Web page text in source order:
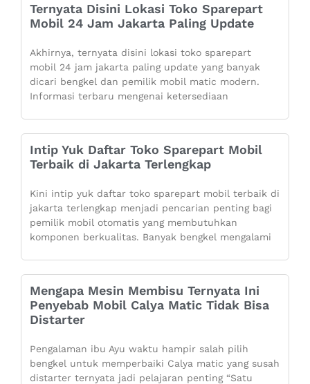
Ternyata Disini Lokasi Toko Sparepart
Mobil 24 Jam Jakarta Paling Update
Akhirnya, ternyata disini lokasi toko sparepart
mobil 24 jam jakarta paling update yang banyak
dicari bengkel dan pemilik mobil matic modern.
Informasi terbaru mengenai ketersediaan
Intip Yuk Daftar Toko Sparepart Mobil
Terbaik di Jakarta Terlengkap
Kini intip yuk daftar toko sparepart mobil terbaik di
jakarta terlengkap menjadi pencarian penting bagi
pemilik mobil otomatis yang membutuhkan
komponen berkualitas. Banyak bengkel mengalami
Mengapa Mesin Membisu Ternyata Ini
Penyebab Mobil Calya Matic Tidak Bisa
Distarter
Pengalaman ibu Ayu waktu hampir salah pilih
bengkel untuk memperbaiki Calya matic yang susah
distarter ternyata jadi pelajaran penting “Satu